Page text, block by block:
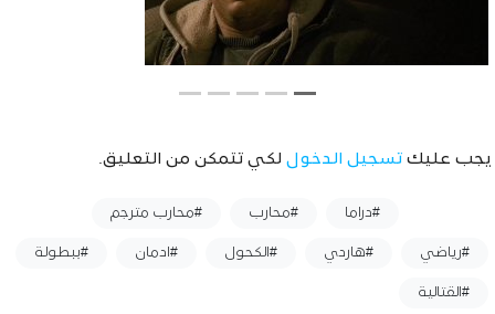
يجب عليك تسجيل الدخول لكي تتمكن من التعليق.
#دراما #محارب #محارب مترجم
#رياضي #هاردي #الكحول #ادمان #ببطولة
#القتالية